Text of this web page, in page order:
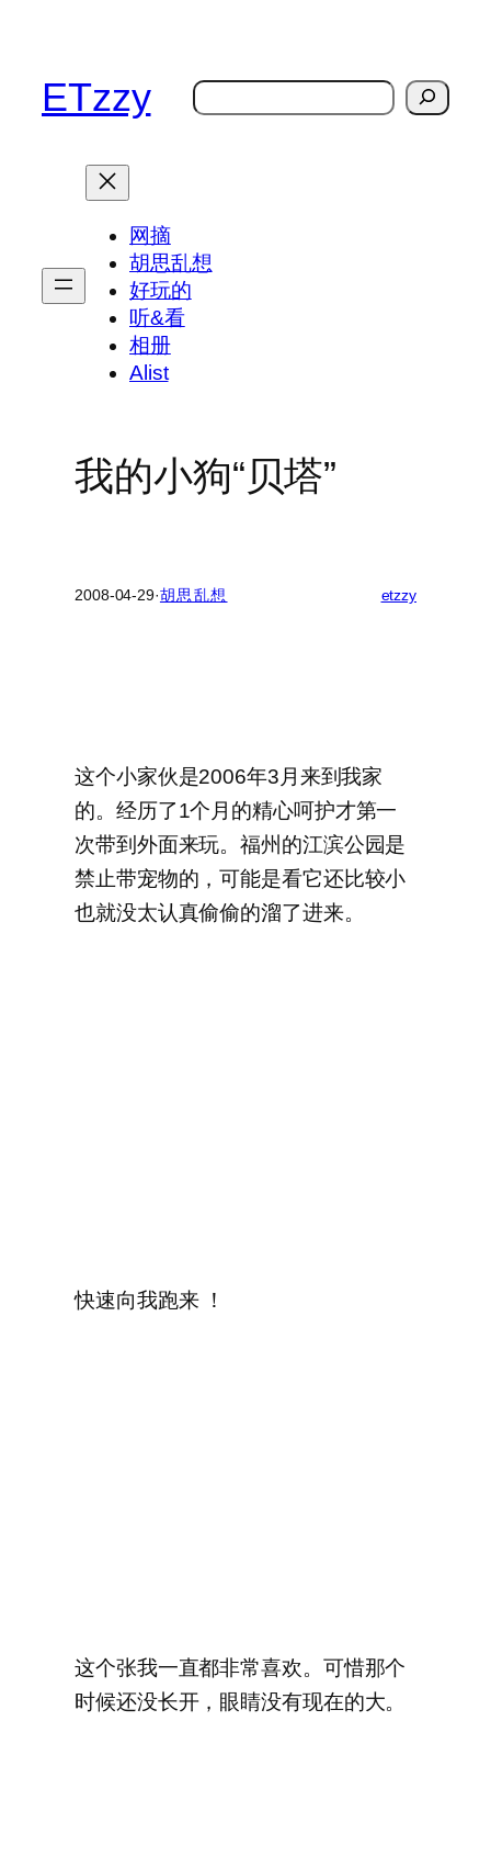
ETzzy
搜
网摘
胡思乱想
好玩的
听&看
相册
Alist
我的小狗“贝塔”
2008-04-29·胡思乱想 etzzy
这个小家伙是2006年3月来到我家
的。经历了1个月的精心呵护才第一
次带到外面来玩。福州的江滨公园是
禁止带宠物的，可能是看它还比较小
也就没太认真偷偷的溜了进来。
快速向我跑来 ！
这个张我一直都非常喜欢。可惜那个
时候还没长开，眼睛没有现在的大。